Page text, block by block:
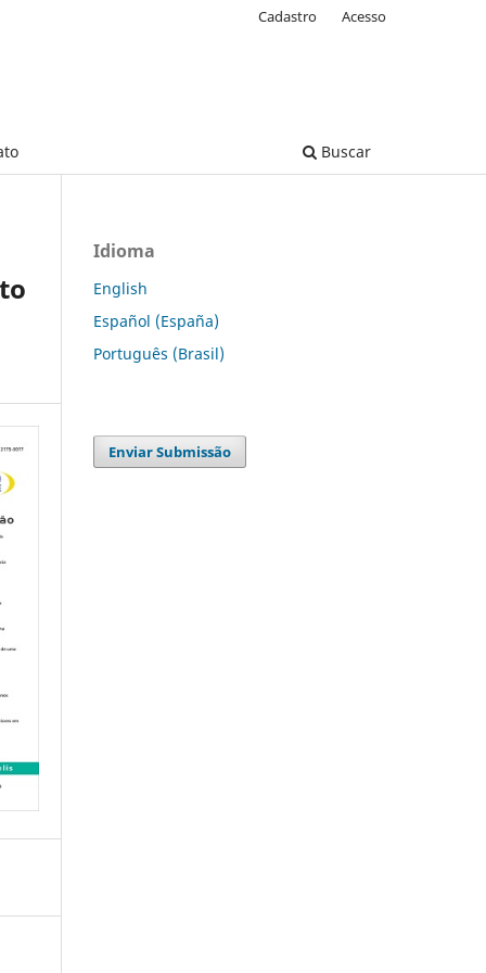
Buscar
Cadastro Acesso
Idioma
English
Español (España)
Português (Brasil)
Enviar Submissão